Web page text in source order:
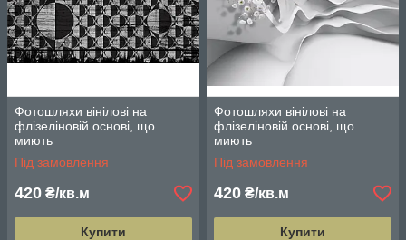
Фотошляхи вінілові на
флізеліновій основі, що
миють
Під замовлення
420 ₴/кв.м
Купити
Фотошляхи вінілові на
флізеліновій основі, що
миють
Під замовлення
420 ₴/кв.м
Купити